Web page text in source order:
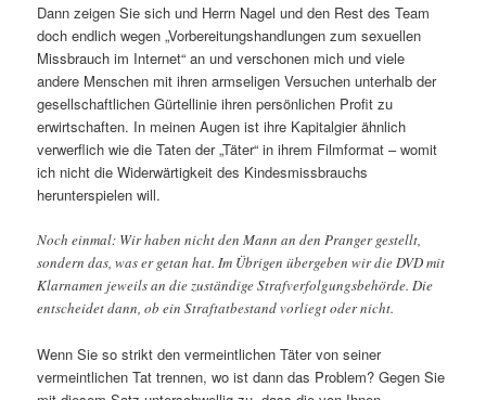
Dann zeigen Sie sich und Herrn Nagel und den Rest des Team
doch endlich wegen „Vorbereitungshandlungen zum sexuellen
Missbrauch im Internet“ an und verschonen mich und viele
andere Menschen mit ihren armseligen Versuchen unterhalb der
gesellschaftlichen Gürtellinie ihren persönlichen Profit zu
erwirtschaften. In meinen Augen ist ihre Kapitalgier ähnlich
verwerflich wie die Taten der „Täter“ in ihrem Filmformat – womit
ich nicht die Widerwärtigkeit des Kindesmissbrauchs
herunterspielen will.
Noch einmal: Wir haben nicht den Mann an den Pranger gestellt,
sondern das, was er getan hat. Im Übrigen übergeben wir die DVD mit
Klarnamen jeweils an die zuständige Strafverfolgungsbehörde. Die
entscheidet dann, ob ein Straftatbestand vorliegt oder nicht.
Wenn Sie so strikt den vermeintlichen Täter von seiner
vermeintlichen Tat trennen, wo ist dann das Problem? Gegen Sie